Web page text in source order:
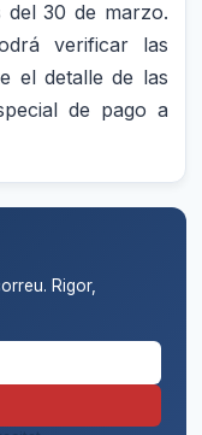
del 30 de marzo.
verificar las
el detalle de las
de pago a
Rigor,